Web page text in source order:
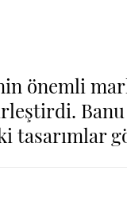
önemli
tasarımlar